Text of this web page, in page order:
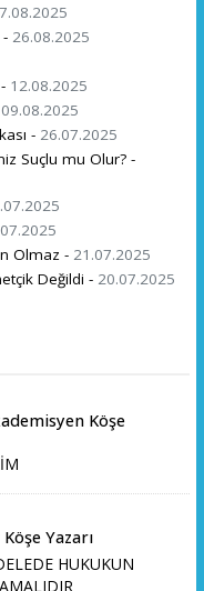
26.08.2025
12.08.2025
09.08.2025
- 26.07.2025
Suçlu mu Olur? -
Olmaz - 21.07.2025
Değildi - 20.07.2025
Köşe
Yazarı
HUKUKUN